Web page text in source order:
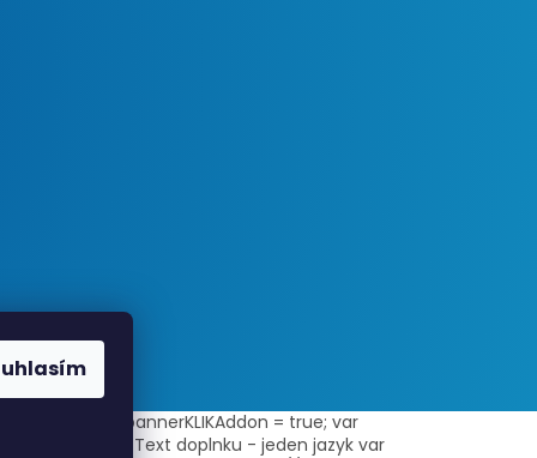
zbozi/"; var bannerKLIKAddon = true; var
= true; // Text doplnku - jeden jazyk var